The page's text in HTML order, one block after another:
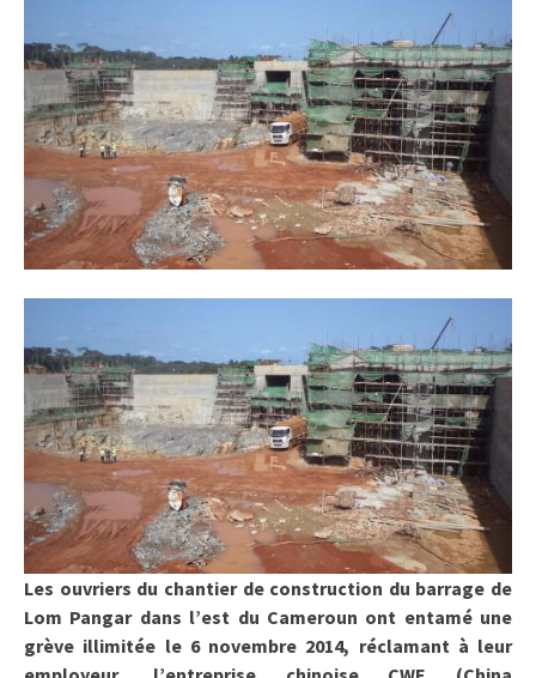
Les ouvriers du chantier de construction du barrage de
Lom Pangar dans l’est du Cameroun ont entamé une
grève illimitée le 6 novembre 2014, réclamant à leur